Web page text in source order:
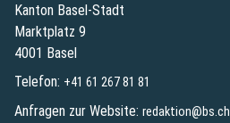
Kanton Basel-Stadt
Marktplatz 9
4001 Basel
Telefon: +41 61 267 81 81
Anfragen zur Website: redaktion@bs.ch